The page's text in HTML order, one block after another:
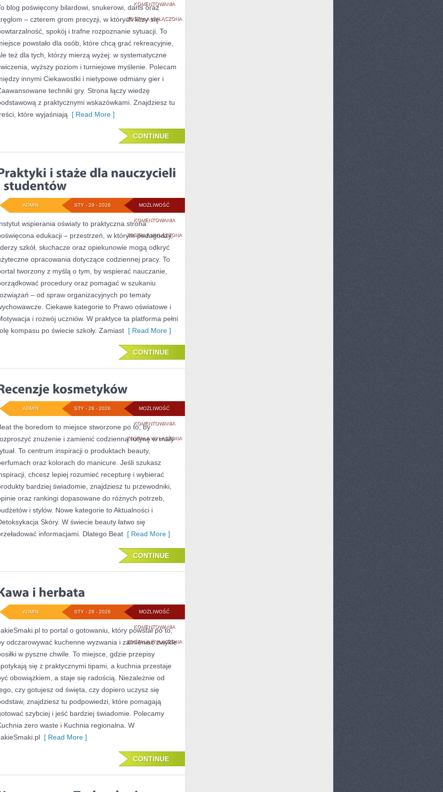
KOMENTOWANIASĘDZIOWANIE
I
PRZEPISY
GRY
ZOSTAŁA WYŁĄCZONA
blog poświęcony bilardowi, snukerowi, darts oraz
– czterem grom precyzji, w których liczy się
spokój i trafne rozpoznanie sytuacji. To
powstało dla osób, które chcą grać rekreacyjnie,
też dla tych, którzy mierzą wyżej: w systematyczne
wyższy poziom i turniejowe myślenie. Polecam
innymi Ciekawostki i nietypowe odmiany gier i
techniki gry. Strona łączy wiedzę
z praktycznymi wskazówkami. Znajdziesz tu
które wyjaśniają [ Read More ]
CONTINUE
MOŻLIWOŚĆ
KOMENTOWANIAPRAKTYKI
I
STAŻE
NAUCZYCIELI
STUDENTÓW
ZOSTAŁA WYŁĄCZONA
STY - 29 - 2026
ADMIN
wspierania oświaty to praktyczna strona
edukacji – przestrzeń, w którym pedagodzy,
szkół, słuchacze oraz opiekunowie mogą odkryć
opracowania dotyczące codziennej pracy. To
tworzony z myślą o tym, by wspierać nauczanie,
procedury oraz pomagać w szukaniu
– od spraw organizacyjnych po tematy
Ciekawe kategorie to Prawo oświatowe i
i rozwój uczniów. W praktyce ta platforma pełni
kompasu po świecie szkoły. Zamiast [ Read More ]
CONTINUE
MOŻLIWOŚĆ
KOMENTOWANIARECENZJE
KOSMETYKÓW
ZOSTAŁA WYŁĄCZONA
STY - 28 - 2026
ADMIN
the boredom to miejsce stworzone po to, by
znużenie i zamienić codzienną rutynę w mały
To centrum inspiracji o produktach beauty,
oraz kolorach do manicure. Jeśli szukasz
chcesz lepiej rozumieć recepturę i wybierać
bardziej świadomie, znajdziesz tu przewodniki,
oraz rankingi dopasowane do różnych potrzeb,
i stylów. Nowe kategorie to Aktualności i
Skóry. W świecie beauty łatwo się
informacjami. Dlatego Beat [ Read More ]
CONTINUE
MOŻLIWOŚĆ
KOMENTOWANIAKAWA
I
HERBATA
ZOSTAŁA WYŁĄCZONA
STY - 28 - 2026
ADMIN
to portal o gotowaniu, który powstał po to,
odczarowywać kuchenne wyzwania i zamieniać zwykłe
w pyszne chwile. To miejsce, gdzie przepisy
się z praktycznymi tipami, a kuchnia przestaje
obowiązkiem, a staje się radością. Niezależnie od
czy gotujesz od święta, czy dopiero uczysz się
znajdziesz tu podpowiedzi, które pomagają
szybciej i jeść bardziej świadomie. Polecamy
zero waste i Kuchnia regionalna. W
[ Read More ]
CONTINUE